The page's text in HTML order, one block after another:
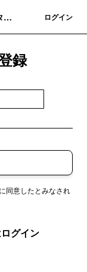
ル
ログイン
録
に同意したとみなされ
グイン